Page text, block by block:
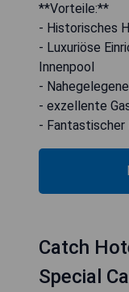
**Vorteile:**
- Historisches
- Luxuriöse
Innenpool
-
- exzellente
- Fantastischer
Catch
Special